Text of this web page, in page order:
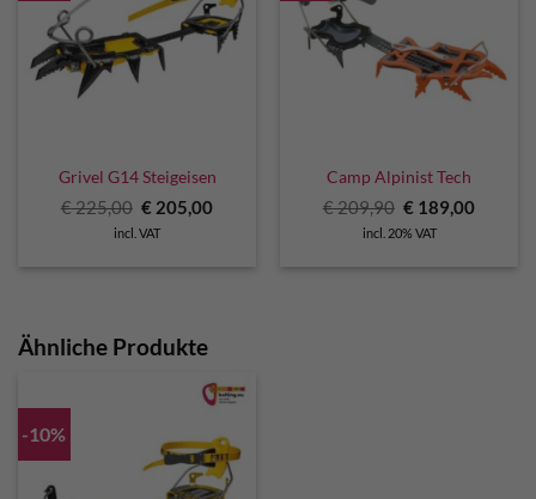
Grivel G14 Steigeisen
€225,00 Original
was:
€ 205,00Current
incl. VAT
Camp Alpinist Tech
€209,90 Original
was:
€ 189,00Current
incl. 20% VAT
Ähnliche Produkte
-10%